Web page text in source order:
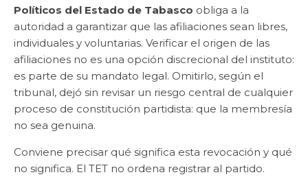
Políticos del Estado de Tabasco obliga a la
autoridad a garantizar que las afiliaciones sean libres,
individuales y voluntarias. Verificar el origen de las
afiliaciones no es una opción discrecional del instituto:
es parte de su mandato legal. Omitirlo, según el
tribunal, dejó sin revisar un riesgo central de cualquier
proceso de constitución partidista: que la membresía
no sea genuina.
Conviene precisar qué significa esta revocación y qué
no significa. El TET no ordena registrar al partido.